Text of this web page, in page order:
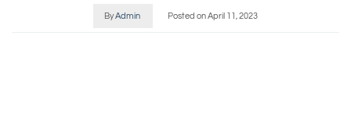
ByAdmin Posted onApril 11, 2023